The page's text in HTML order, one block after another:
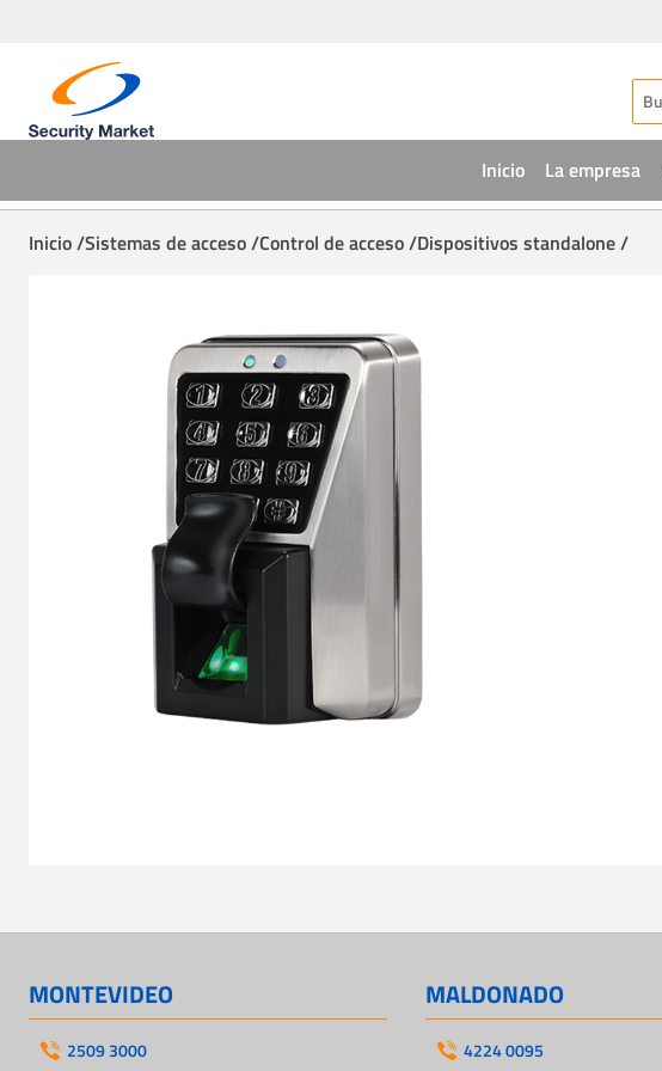
Inicio La empresa
Inicio /Sistemas de acceso /Control de acceso /Dispositivos standalone /
MONTEVIDEO
2509 3000
MALDONADO
4224 0095